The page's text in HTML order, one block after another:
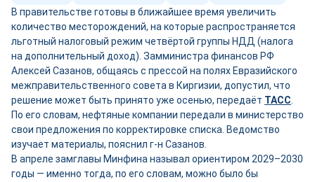
В правительстве готовы в ближайшее время увеличить
количество месторождений, на которые распространяется
льготный налоговый режим четвёртой группы НДД (налога
на дополнительный доход). Замминистра финансов РФ
Алексей Сазанов, общаясь с прессой на полях Евразийского
межправительственного совета в Киргизии, допустил, что
решение может быть принято уже осенью, передаёт ТАСС
По его словам, нефтяные компании передали в министерство
свои предложения по корректировке списка. Ведомство
изучает материалы, пояснил г-н Сазанов.
В апреле замглавы Минфина называл ориентиром 2029–2030
годы — именно тогда, по его словам, можно было бы